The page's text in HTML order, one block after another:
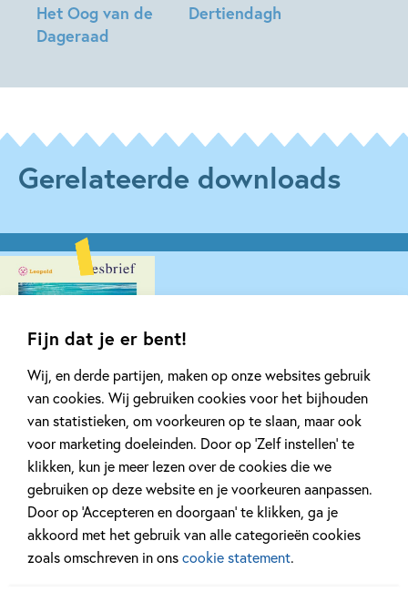
Fijn dat je er bent!
Wij, en derde partijen, maken op onze websites gebruik
van cookies. Wij gebruiken cookies voor het bijhouden
van statistieken, om voorkeuren op te slaan, maar ook
voor marketing doeleinden. Door op ‘Zelf instellen’ te
klikken, kun je meer lezen over de cookies die we
gebruiken op deze website en je voorkeuren aanpassen.
Door op ‘Accepteren en doorgaan’ te klikken, ga je
akkoord met het gebruik van alle categorieën cookies
zoals omschreven in onscookie statement.
Het Oog van de
Dageraad
Postema,
Bruns
Dertiendagh
Maarten
Gerelateerde downloads